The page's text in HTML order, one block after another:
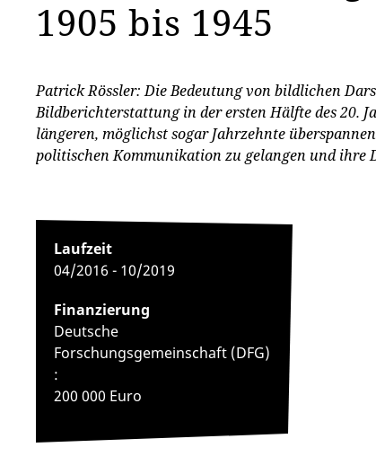
1905 bis 1945
Patrick Rössler: Die Bedeutung von bildlichen
Bildberichterstattung in der ersten Hälfte des 20.
längeren, möglichst sogar Jahrzehnte
politischen Kommunikation zu gelangen und ihre
Laufzeit
04/2016 - 10/2019
Finanzierung
Deutsche
Forschungsgemeinschaft (DFG)
:
200 000 Euro